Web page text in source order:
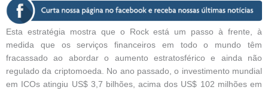
Esta estratégia mostra que o Rock está um passo à frente, à
medida que os serviços financeiros em todo o mundo têm
fracassado ao abordar o aumento estratosférico e ainda não
regulado da criptomoeda. No ano passado, o investimento mundial
em ICOs atingiu US$ 3,7 bilhões, acima dos US$ 102 milhões em